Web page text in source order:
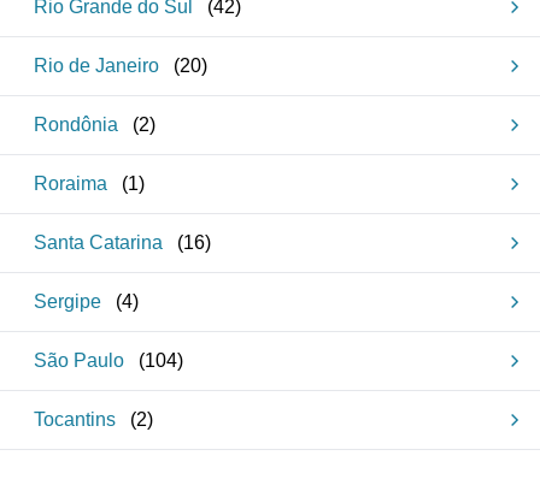
Rio Grande do Sul (42)
Rio de Janeiro (20)
Rondônia (2)
Roraima (1)
Santa Catarina (16)
Sergipe (4)
São Paulo (104)
Tocantins (2)